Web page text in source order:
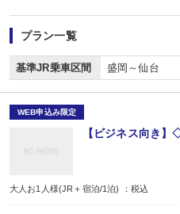
プラン一覧
基準JR乗車区間 盛岡～仙台
WEB申込み限定
【ビジネス向き】
大人お1人様(JR＋宿泊/1泊) ：税込